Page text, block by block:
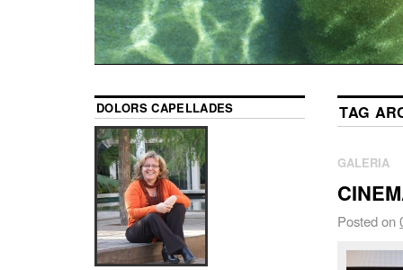
TAG
GALERIA
Posted on
DOLORS CAPELLADES